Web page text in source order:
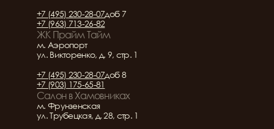
+7 (495) 230-28-07доб 7
+7 (963) 713-26-82
ЖК Прайм Тайм
м. Аэропорт
ул. Викторенко, д. 9, стр. 1
+7 (495) 230-28-07доб 8
+7 (903) 175-65-81
Салон в Хамовниках
м. Фрунзенская
ул. Трубецкая, д. 28, стр. 1